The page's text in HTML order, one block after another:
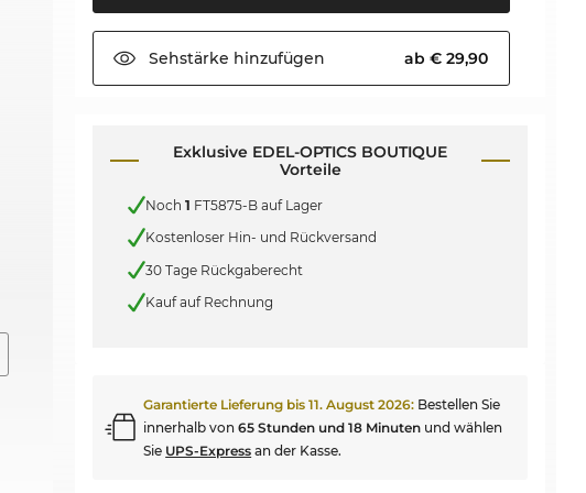
Sehstärke hinzufügen ab € 29,90
Exklusive EDEL-OPTICS BOUTIQUE
Vorteile
Noch1 FT5875-B auf Lager
Kostenloser Hin- und Rückversand
30 Tage Rückgaberecht
Kauf auf Rechnung
Garantierte Lieferung bis11. August 2026: Bestellen Sie
innerhalb von65 Stunden und 18 Minuten und wählen
Sie UPS-Express an der Kasse.